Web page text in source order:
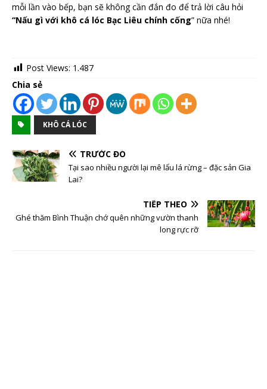
mỗi lần vào bếp, bạn sẽ không cần đắn đo để trả lời câu hỏi
“Nấu gì với khô cá lóc Bạc Liêu chính cống” nữa nhé!
Post Views: 1.487
Chia sẻ
KHÔ CÁ LÓC
TRƯỚC ĐÓ
Tại sao nhiều người lại mê lẩu lá rừng – đặc sản Gia
Lai?
TIẾP THEO
Ghé thăm Bình Thuận chớ quên những vườn thanh
long rực rỡ